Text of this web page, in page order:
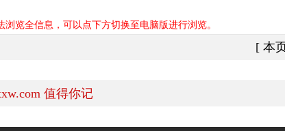
览全信息，可以点下方切换至电脑版进行浏览。
[ 本
值得你记